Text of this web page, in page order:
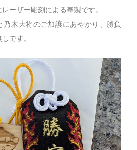
ーザー彫刻による奉製です。
乃木大将のご加護にあやかり、勝負
です。